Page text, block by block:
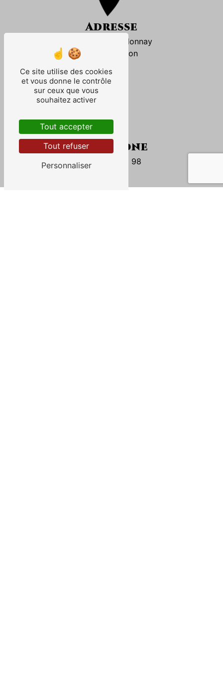
Adresse
8 Rue du Chardonnay
51260 Bethon
Téléphone
06 23 08 88 98
Ce site utilise des cookies
et vous donne le contrôle
sur ceux que vous
souhaitez activer
Tout accepter
Tout refuser
Personnaliser